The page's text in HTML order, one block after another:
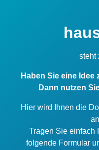
steht
Haben Sie eine Idee
Dann nutzen
Hier wird Ihnen die
Tragen Sie einfach
folgende Formular